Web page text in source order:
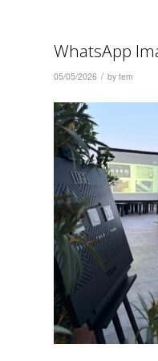
WhatsApp
05/05/2026 / bytem